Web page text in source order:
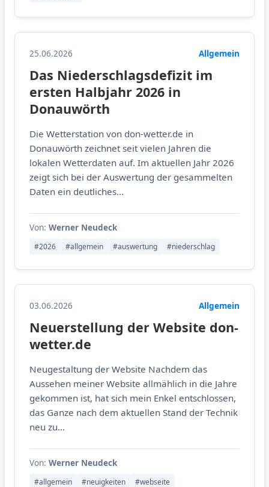
25.06.2026 Allgemein
Das Niederschlagsdefizit im
ersten Halbjahr 2026 in
Donauwörth
Die Wetterstation von don-wetter.de in
Donauwörth zeichnet seit vielen Jahren die
lokalen Wetterdaten auf. Im aktuellen Jahr 2026
zeigt sich bei der Auswertung der gesammelten
Daten ein deutliches...
Von: Werner Neudeck
#2026 #allgemein #auswertung #niederschlag
03.06.2026 Allgemein
Neuerstellung der Website don-
wetter.de
Neugestaltung der Website Nachdem das
Aussehen meiner Website allmählich in die Jahre
gekommen ist, hat sich mein Enkel entschlossen,
das Ganze nach dem aktuellen Stand der Technik
neu zu...
Von: Werner Neudeck
#allgemein #neuigkeiten #webseite